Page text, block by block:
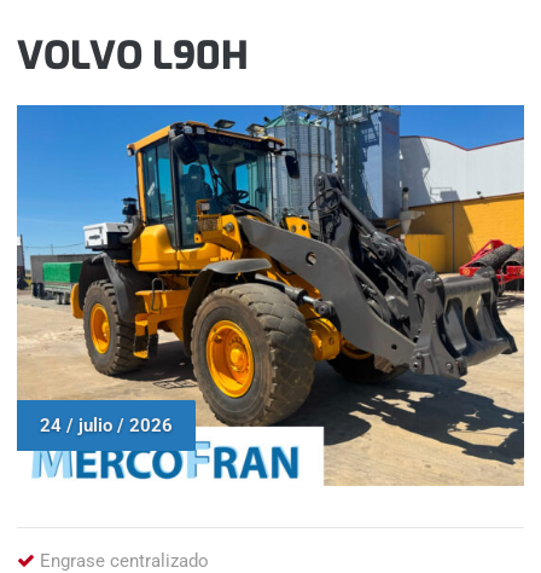
VOLVO L90H
24 / julio / 2026
Engrase centralizado